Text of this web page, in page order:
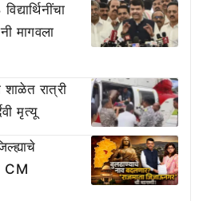
मागवला
रात्री
मृत्यू
CM